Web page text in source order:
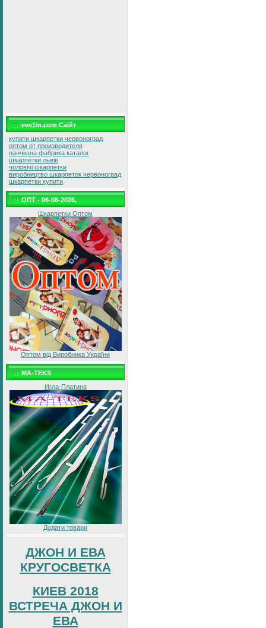
eve1in.com Саїйт
купити шкарпетки червоноград
оптом от производителя
панчішна фабрика каталог
шкарпетки львів
чоловічі шкарпетки
виробництво шкарпеток червоноград
шкарпетки купити
ОПТ - 06-08-2026,
Шкарпетки Оптом
Оптом від Виробника України
MA-TEKS
Игла-Платина
Додати товари
ДЖОН И ЕВА
КРУГОСВЕТКА
КИЕВ 2018
ВСТРЕЧА ДЖОН И
ЕВА